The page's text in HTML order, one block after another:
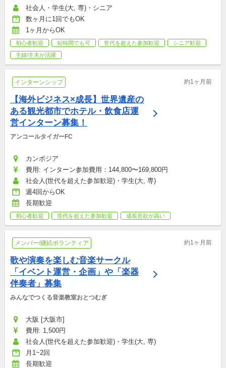
社会人・学生(大, 専)・シニア
数ヶ月に1回でもOK
1ヶ月からOK
初心者歓迎 短時間でも可 世代を超えた参加歓迎
シニア歓迎
主婦/主夫が活躍
インターンシップ 約1ヶ月前
【海外ビジネス×成長】世界遺産の
ある観光都市でホテル・飲食店運
営インターン募集！
アンコールタイガーFC
カンボジア
費用: インターン参加費用：144,800〜169,800円
社会人(世代を超えた参加歓迎)・学生(大, 専)
週4回からOK
長期歓迎
初心者歓迎 世代を超えた参加歓迎 成長意欲が高い
メンバー/継続ボランティア 約1ヶ月前
歌や演奏を楽しむ音楽サークル
「イベント運営・企画」や「楽器
伴奏者」募集
みんなでつくる音楽教室おとつむぎ
大阪 [大阪市]
費用: 1,500円
社会人(世代を超えた参加歓迎)・学生(大, 専)
月1~2回
長期歓迎